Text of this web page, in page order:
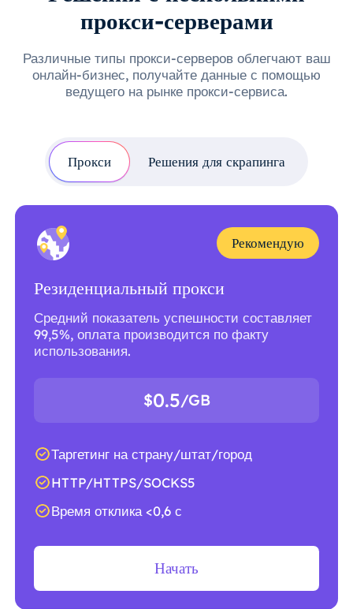
прокси-серверами
Различные типы прокси-серверов облегчают ваш
онлайн-бизнес, получайте данные с помощью
ведущего на рынке прокси-сервиса.
Прокси Решения для скрапинга
Рекомендую
Резиденциальный прокси
Средний показатель успешности составляет
99,5%, оплата производится по факту
использования.
$0.5/GB
Таргетинг на страну/штат/город
HTTP/HTTPS/SOCKS5
Время отклика <0,6 с
Начать